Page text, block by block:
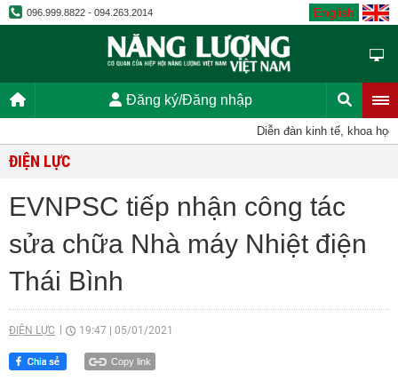
096.999.8822 - 094.263.2014 English
Đăng ký/Đăng nhập
Diễn đàn kinh tế, khoa học,
ĐIỆN LỰC
EVNPSC tiếp nhận công tác
sửa chữa Nhà máy Nhiệt điện
Thái Bình
ĐIỆN LỰC 19:47 05/01/2021
Copy link